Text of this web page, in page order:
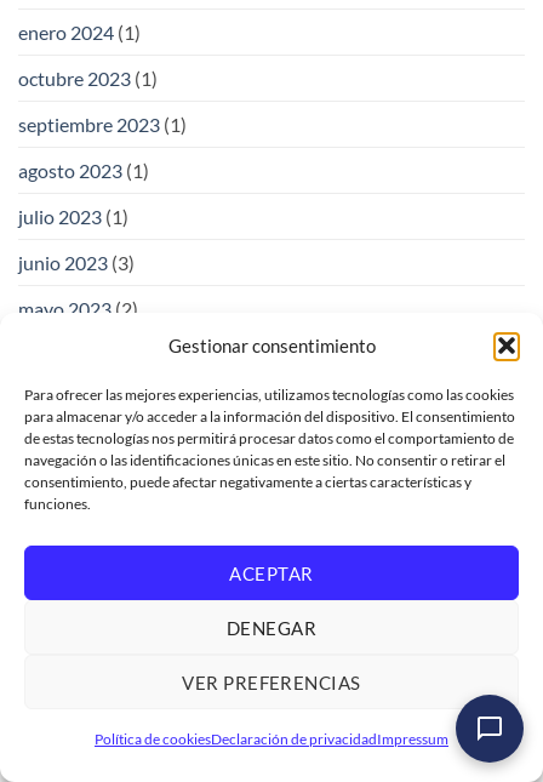
Gestionar consentimiento
Para ofrecer las mejores experiencias, utilizamos tecnologías como las cookies
para almacenar y/o acceder a la información del dispositivo. El consentimiento
de estas tecnologías nos permitirá procesar datos como el comportamiento de
navegación o las identificaciones únicas en este sitio. No consentir o retirar el
consentimiento, puede afectar negativamente a ciertas características y
funciones.
ACEPTAR
DENEGAR
VER PREFERENCIAS
Política de cookiesDeclaración de privacidadImpressum
enero 2024 (1)
octubre 2023 (1)
septiembre 2023 (1)
agosto 2023 (1)
julio 2023 (1)
junio 2023 (3)
mayo 2023 (2)
marzo 2023(3)
febrero 2023(2)
enero 2023(5)
(3)